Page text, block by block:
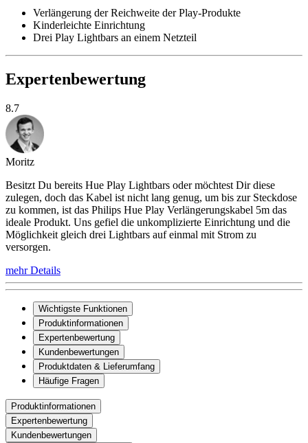
Verlängerung der Reichweite der Play-Produkte
Kinderleichte Einrichtung
Drei Play Lightbars an einem Netzteil
Expertenbewertung
8.7
Moritz
Besitzt Du bereits Hue Play Lightbars oder möchtest Dir diese
zulegen, doch das Kabel ist nicht lang genug, um bis zur Steckdose
zu kommen, ist das Philips Hue Play Verlängerungskabel 5m das
ideale Produkt. Uns gefiel die unkomplizierte Einrichtung und die
Möglichkeit gleich drei Lightbars auf einmal mit Strom zu
versorgen.
mehr Details
Wichtigste Funktionen
Produktinformationen
Expertenbewertung
Kundenbewertungen
Produktdaten & Lieferumfang
Häufige Fragen
Produktinformationen
Expertenbewertung
Kundenbewertungen